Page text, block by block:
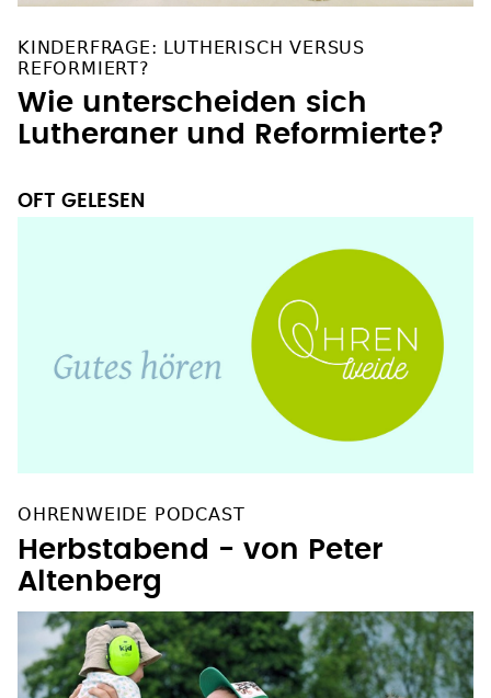
KINDERFRAGE: LUTHERISCH VERSUS
REFORMIERT?
Wie unterscheiden sich
Lutheraner und Reformierte?
OFT GELESEN
OHRENWEIDE PODCAST
Herbstabend - von Peter
Altenberg